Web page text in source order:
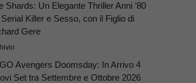
Shards: Un Elegante Thriller Anni ’80
Killer e Sesso, con il Figlio di
Gere
Avengers Doomsday: In Arrivo 4
Set tra Settembre e Ottobre 2026